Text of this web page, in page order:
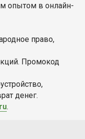
опытом в онлайн-
право,
Промокод
денег.
.